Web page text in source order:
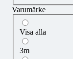
Varumärke
Visa alla
3m